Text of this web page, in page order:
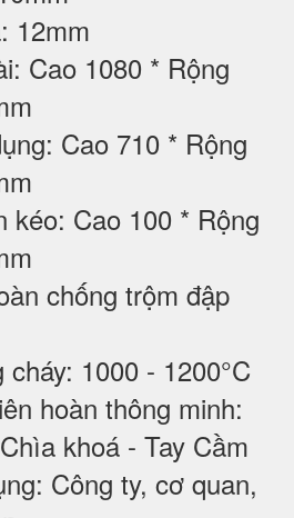
12mm
Cao 1080 * Rộng
Cao 710 * Rộng
kéo: Cao 100 * Rộng
chống trộm đập
1000 - 1200°C
hoàn thông minh:
khoá - Tay Cầm
Công ty, cơ quan,